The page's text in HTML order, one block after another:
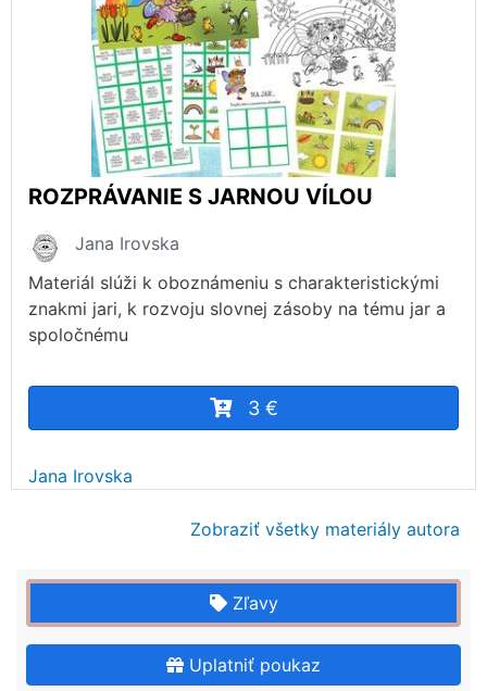
ROZPRÁVANIE S JARNOU VÍLOU
Jana Irovska
Materiál slúži k oboznámeniu s charakteristickými
znakmi jari, k rozvoju slovnej zásoby na tému jar a
spoločnému
3 €
Jana Irovska
Zobraziť všetky materiály autora
Zľavy
Uplatniť poukaz